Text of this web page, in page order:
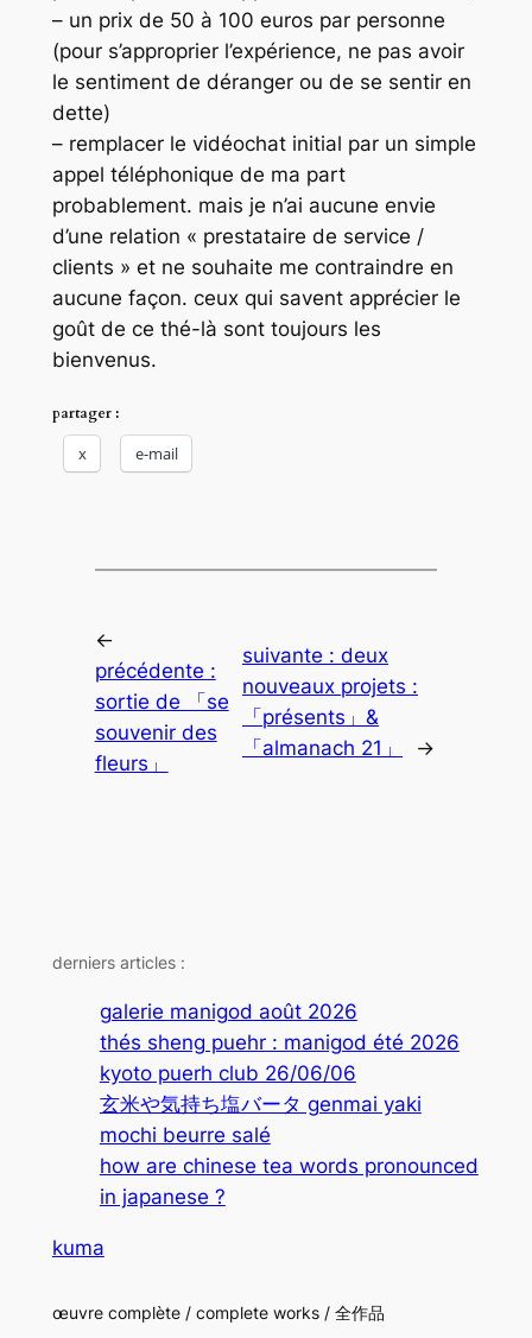
– un prix de 50 à 100 euros par personne
(pour s’approprier l’expérience, ne pas avoir
le sentiment de déranger ou de se sentir en
dette)
– remplacer le vidéochat initial par un simple
appel téléphonique de ma part
probablement. mais je n’ai aucune envie
d’une relation « prestataire de service /
clients » et ne souhaite me contraindre en
aucune façon. ceux qui savent apprécier le
goût de ce thé-là sont toujours les
bienvenus.
partager :
x e-mail
←
précédente :
sortie de 「se
souvenir des
fleurs」
suivante : deux
nouveaux projets :
「présents」&
「almanach 21」
→
derniers articles :
galerie manigod août 2026
thés sheng puehr : manigod été 2026
kyoto puerh club 26/06/06
玄米や気持ち塩バータ genmai yaki
mochi beurre salé
how are chinese tea words pronounced
in japanese ?
kuma
œuvre complète / complete works / 全作品